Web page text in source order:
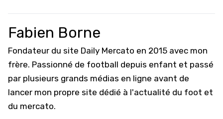
Fabien Borne
Fondateur du site Daily Mercato en 2015 avec mon
frère. Passionné de football depuis enfant et passé
par plusieurs grands médias en ligne avant de
lancer mon propre site dédié à l'actualité du foot et
du mercato.